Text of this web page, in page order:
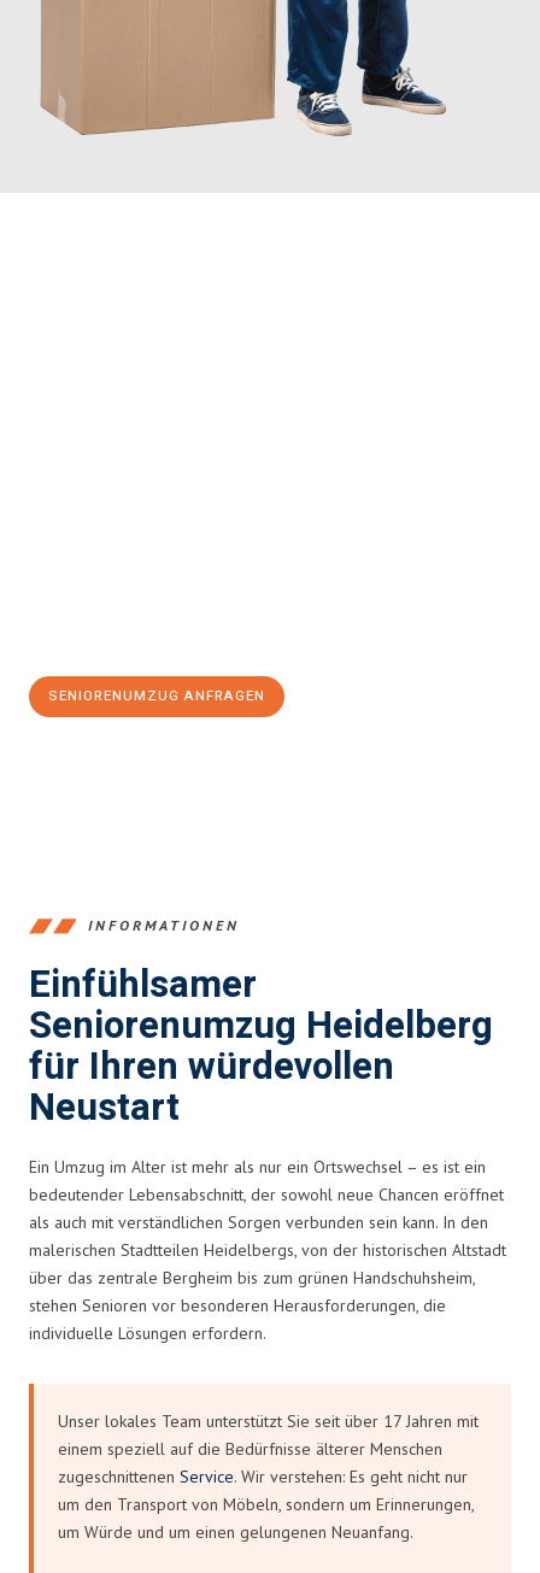
SENIORENUMZUG ANFRAGEN
INFORMATIONEN
Einfühlsamer
Seniorenumzug Heidelberg
für Ihren würdevollen
Neustart
Ein Umzug im Alter ist mehr als nur ein Ortswechsel – es ist ein
bedeutender Lebensabschnitt, der sowohl neue Chancen eröffnet
als auch mit verständlichen Sorgen verbunden sein kann. In den
malerischen Stadtteilen Heidelbergs, von der historischen Altstadt
über das zentrale Bergheim bis zum grünen Handschuhsheim,
stehen Senioren vor besonderen Herausforderungen, die
individuelle Lösungen erfordern.
Unser lokales Team unterstützt Sie seit über 17 Jahren mit
einem speziell auf die Bedürfnisse älterer Menschen
zugeschnittenen Service. Wir verstehen: Es geht nicht nur
um den Transport von Möbeln, sondern um Erinnerungen,
um Würde und um einen gelungenen Neuanfang.